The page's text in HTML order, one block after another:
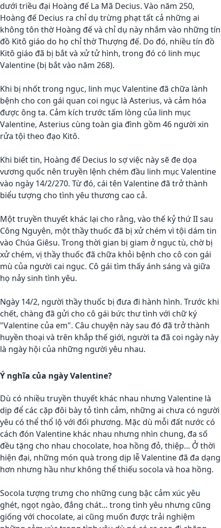
dưới triều đại Hoàng đế La Mã Decius. Vào năm 250,
Hoàng đế Decius ra chỉ dụ trừng phạt tất cả những ai
không tôn thờ Hoàng đế và chỉ dụ này nhắm vào những tín
đồ Kitô giáo do họ chỉ thờ Thượng đế. Do đó, nhiều tín đồ
Kitô giáo đã bị bắt và xử tử hình, trong đó có linh mục
Valentine (bị bắt vào năm 268).
Khi bị nhốt trong ngục, linh mục Valentine đã chữa lành
bệnh cho con gái quan coi ngục là Asterius, và cảm hóa
được ông ta. Cảm kích trước tấm lòng của linh mục
Valentine, Asterius cùng toàn gia đình gồm 46 người xin
rửa tội theo đạo Kitô.
Khi biết tin, Hoàng đế Decius lo sợ việc này sẽ đe dọa
vương quốc nên truyền lệnh chém đầu linh mục Valentine
vào ngày 14/2/270. Từ đó, cái tên Valentine đã trở thành
biểu tượng cho tình yêu thương cao cả.
Một truyền thuyết khác lại cho rằng, vào thế kỷ thứ II sau
Công Nguyên, một thầy thuốc đã bị xử chém vì tội dám tin
vào Chúa Giêsu. Trong thời gian bị giam ở ngục tù, chờ bị
xử chém, vị thầy thuốc đã chữa khỏi bệnh cho cô con gái
mù của người cai ngục. Cô gái tìm thấy ánh sáng và giữa
họ nảy sinh tình yêu.
Ngày 14/2, người thầy thuốc bị đưa đi hành hình. Trước khi
chết, chàng đã gửi cho cô gái bức thư tình với chữ ký
"Valentine của em". Câu chuyện này sau đó đã trở thành
huyền thoại và trên khắp thế giới, người ta đã coi ngày này
là ngày hội của những người yêu nhau.
Ý nghĩa của ngày Valentine?
Dù có nhiều truyền thuyết khác nhau nhưng Valentine là
dịp để các cặp đôi bày tỏ tình cảm, những ai chưa có người
yêu có thể thổ lộ với đối phương. Mặc dù mỗi đất nước có
cách đón Valentine khác nhau nhưng nhìn chung, đa số
đều tặng cho nhau chocolate, hoa hồng đỏ, thiệp... Ở thời
hiện đại, những món quà trong dịp lễ Valentine đã đa dạng
hơn nhưng hầu như không thể thiếu socola và hoa hồng.
Socola tượng trưng cho những cung bậc cảm xúc yêu
ghét, ngọt ngào, đắng chát... trong tình yêu nhưng cũng
giống với chocolate, ai cũng muốn được trải nghiệm